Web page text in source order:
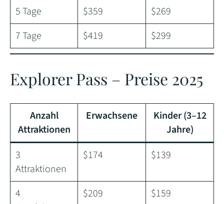
5 Tage $359
$269
7 Tage
$419 $299
Explorer Pass – Preise 2025
Anzahl
Attraktionen
Erwachsene
Kinder (3–12
Jahre)
3
Attraktionen
$174 $139
4
$209 $159